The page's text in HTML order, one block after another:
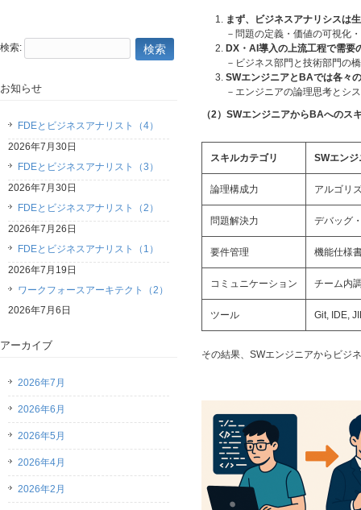
まず、ビジネスアナリシスは
－問題の定義・価値の可視化
DX ・AI導入の上流工程で需
－ビジネス部門と技術部門の
SWエンジニアとBAでは各々
－エンジニアの論理思考とシ
（2）SWエンジニアからBAへのス
スキルカテゴリ SWエンジ
論理構成力 アルゴリ
問題解決力 デバッグ
要件管理 機能仕様
コミュニケーション チーム内
ツール Git, IDE,
その結果、SWエンジニアからビジ
検索:
お知らせ
FDEとビジネスアナリスト（4）
2026年7月30日
FDEとビジネスアナリスト（3）
2026年7月30日
FDEとビジネスアナリスト（2）
2026年7月26日
FDEとビジネスアナリスト（1）
2026年7月19日
ワークフォースアーキテクト（2）
2026年7月6日
アーカイブ
2026年7月
2026年6月
2026年5月
2026年4月
2026年2月